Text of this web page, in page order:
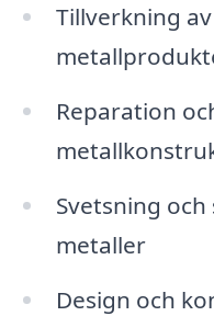
Tillverkning
Reparation
Svetsning
metaller
Design och